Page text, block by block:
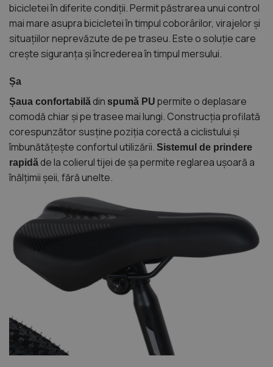
bicicletei în diferite condiții. Permit păstrarea unui control
mai mare asupra bicicletei în timpul coborârilor, virajelor și
situațiilor neprevăzute de pe traseu. Este o soluție care
crește siguranța și încrederea în timpul mersului.
Șa
Șaua confortabilă din spumă PU permite o deplasare
comodă chiar și pe trasee mai lungi. Construcția profilată
corespunzător susține poziția corectă a ciclistului și
îmbunătățește confortul utilizării. Sistemul de prindere
rapidă de la colierul tijei de șa permite reglarea ușoară a
înălțimii șeii, fără unelte.